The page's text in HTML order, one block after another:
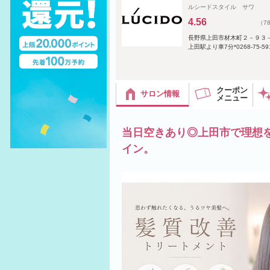
ルシードスタイル サワ
4.56 （
長野県上田市材木町２－９３
上田駅より車7分*0268-75-
サロン情報
クーポン
メニュー
当日空きあり◎上田市で理想
イン。